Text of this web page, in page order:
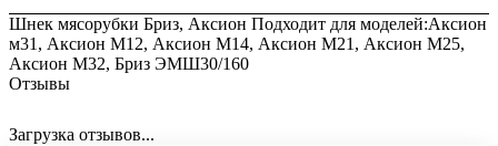
Шнек мясорубки Бриз, Аксион Подходит для моделей:Аксион
м31, Аксион М12, Аксион М14, Аксион М21, Аксион М25,
Аксион М32, Бриз ЭМШ30/160
Отзывы
Загрузка отзывов...